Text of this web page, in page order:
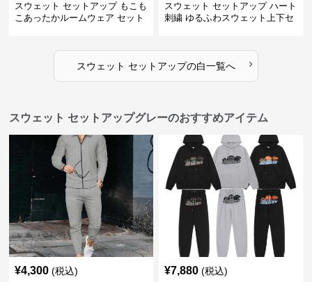
スウェット セットアップ もこも
こあったかルームウェア セット
スウェット セットアップ ハート
刺繍 ゆるふわスウェット上下セ
スウェット セットアップの白一覧へ ›
スウェット セットアップグレーのおすすめアイテム
¥4,300 (税込) ¥7,880 (税込)